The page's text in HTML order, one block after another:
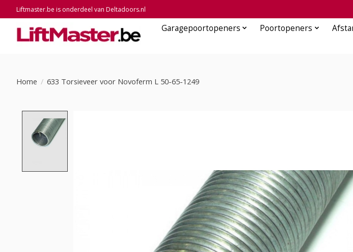
Liftmaster.be is onderdeel van Deltadoors.nl
Garagepoortopeners Poortopeners
Home / 633 Torsieveer voor Novoferm L 50-65-1249